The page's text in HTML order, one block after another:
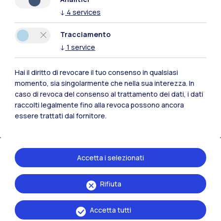
necessità di una costante e
rapida innovazione. L'alleanza
con il mondo industriale, in molti
casi favorita dallaFondazione
partecipati dal Politecnico<,
consente all'Ateneo di
assecondare la vocazione dei
territori in cui opera e di essere
La sfida che si gioca oggi
proietta questa tradizione di
forte radicamento territoriale
oltre i confini del paese, in un
confronto che si sviluppa prima
↓ 4 services
Tracciamento
↓ 1 service
Hai il diritto di revocare il tuo consenso in qualsiasi
momento, sia singolarmente che nella sua interezza. In
caso di revoca del consenso al trattamento dei dati, i dati
raccolti legalmente fino alla revoca possono ancora
essere trattati dal fornitore.
Rifiuta
Accetta i selezionati
Accetta tutti